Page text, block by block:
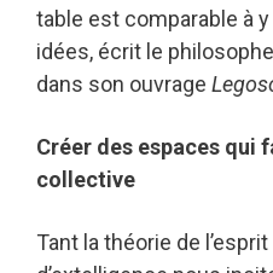
table est comparable à
idées, écrit le
dans son ouvrage
Créer des espaces qui
collective
Tant la théorie de